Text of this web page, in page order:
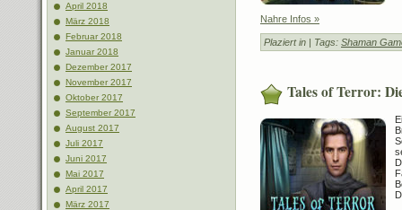
April 2018
März 2018
Februar 2018
Januar 2018
Dezember 2017
November 2017
Oktober 2017
September 2017
August 2017
Juli 2017
Juni 2017
Mai 2017
April 2017
März 2017
Nahre Infos »
Plaziert in | Tags: Shaman
Tales of Terror: